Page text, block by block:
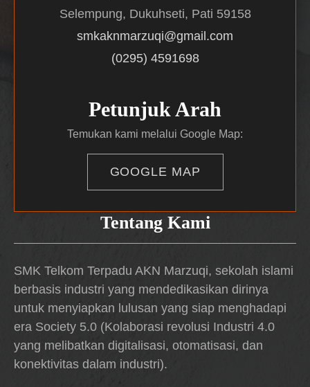
Tentang Kami
SMK Telkom Terpadu AKN Marzuqi, sekolah islami
berbasis industri yang mendedikasikan dirinya
untuk menyiapkan lulusan yang siap menghadapi
era Society 5.0 (Kolaborasi revolusi Industri 4.0
yang melibatkan digitalisasi, otomatisasi, dan
konektivitas dalam industri).
Selempung, Dukuhseti, Pati 59158
smkaknmarzuqi@gmail.com
(0295) 4591698
Petunjuk Arah
Temukan kami melalui Google Map:
GOOGLE MAP